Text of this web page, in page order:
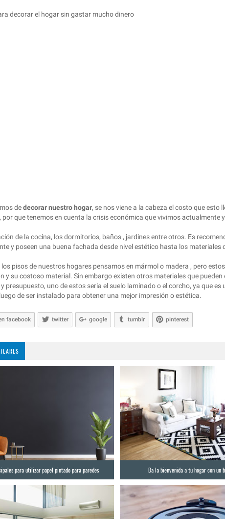
dedecorar nuestro hogar, se nos viene a la cabeza el costo que esto
, por que tenemos en cuenta la crisis económica que vivimos actualmente
de la cocina, los dormitorios, baños , jardines entre otros. Es
y poseen una buena fachada desde nivel estético hasta los materiales
pisos de nuestros hogares pensamos en mármol o madera , pero
y su costoso material. Sin embargo existen otros materiales que
presupuesto, uno de estos seria el suelo laminado o el corcho, ya que
de ser instalado para obtener una mejor impresión o estética.
facebook twitter google tumblr pinterest
para utilizar papel pintado para paredes Da la bienvenida a tu hogar con un